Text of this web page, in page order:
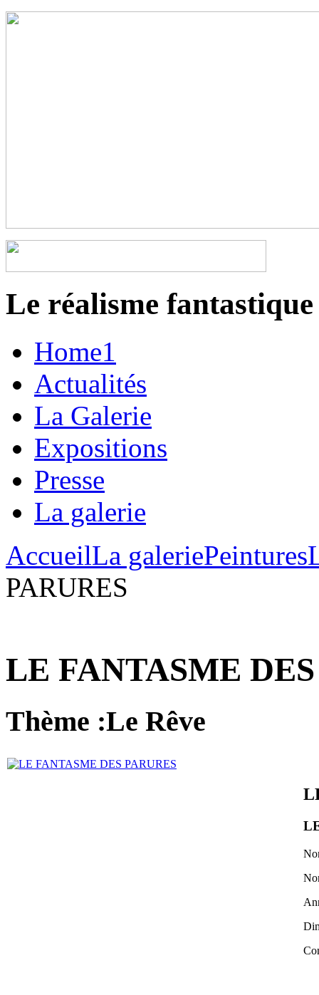
Le réalisme fantastique
Home1
Actualités
La Galerie
Expositions
Presse
La galerie
AccueilLa galeriePeintures
PARURES
LE FANTASME
Thème :Le Rêve